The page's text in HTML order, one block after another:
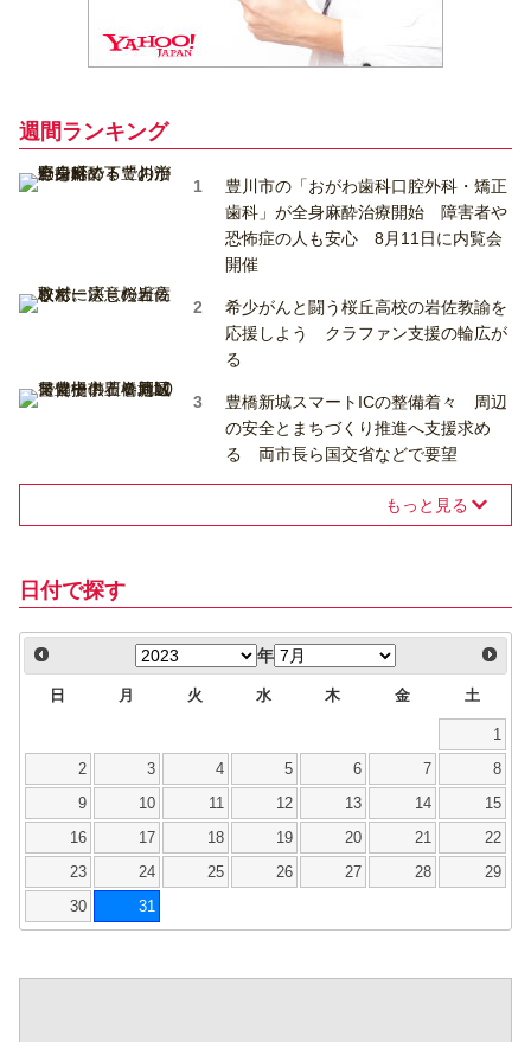
週間ランキング
豊川市の「おがわ歯科口腔外科・矯正
歯科」が全身麻酔治療開始 障害者や
恐怖症の人も安心 8月11日に内覧会
開催
希少がんと闘う桜丘高校の岩佐教諭を
応援しよう クラファン支援の輪広が
る
豊橋新城スマートICの整備着々 周辺
の安全とまちづくり推進へ支援求め
る 両市長ら国交省などで要望
もっと見る
日付で探す
年
日 月 火 水 木 金 土
1
2 3 4 5 6 7 8
9 10 11 12 13 14 15
16 17 18 19 20 21 22
23 24 25 26 27 28 29
30 31